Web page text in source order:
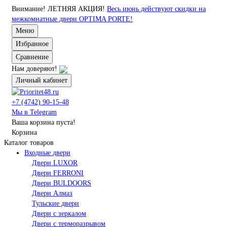
Внимание! ЛЕТНЯЯ АКЦИЯ! Весь июнь действуют скидки на
межкомнатные двери OPTIMA PORTE!
Меню
Избранное
Сравнение
Нам доверяют!
Личный кабинет
+7 (4742) 90-15-48
Мы в Telegram
Ваша корзина пуста!
Корзина
Каталог товаров
Входные двери
Двери LUXOR
Двери FERRONI
Двери BULDOORS
Двери Алмаз
Тульские двери
Двери с зеркалом
Двери с терморазрывом